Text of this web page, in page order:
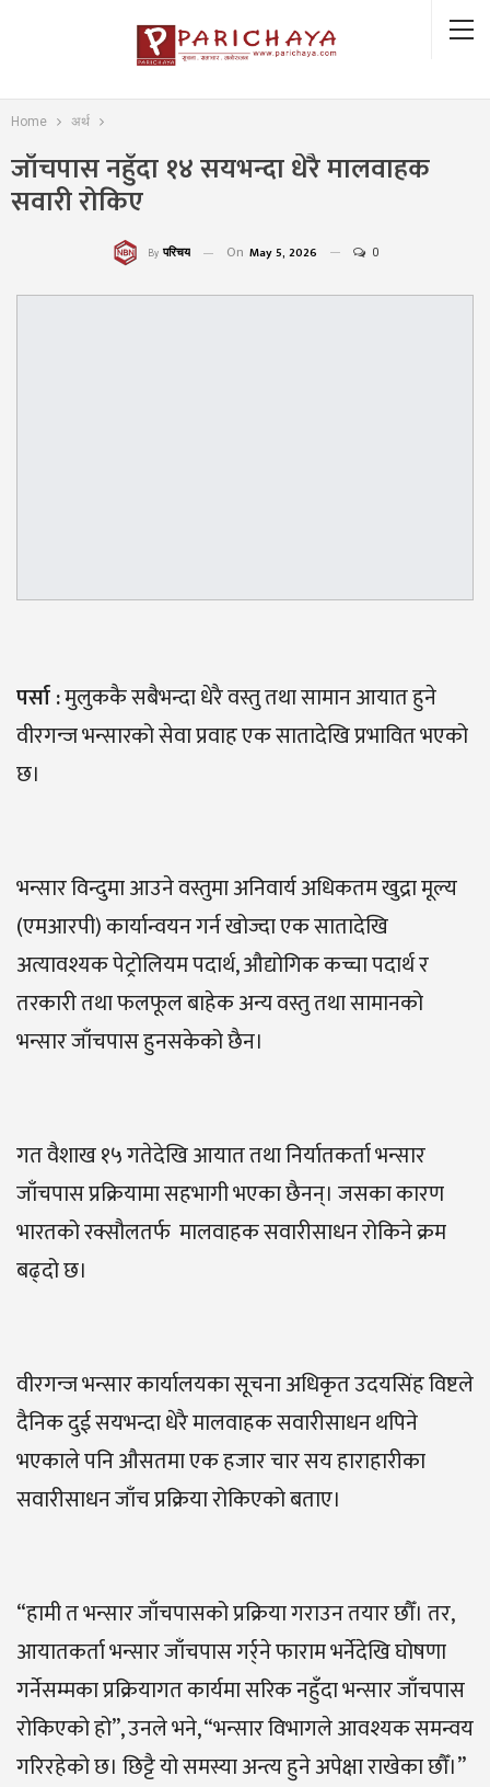
Home अर्थ
जाँचपास नहुँदा १४ सयभन्दा धेरै मालवाहक
सवारी रोकिए
By परिचय On May 5, 2026 0
पर्सा :मुलुककै सबैभन्दा धेरै वस्तु तथा सामान आयात हुने
वीरगन्ज भन्सारको सेवा प्रवाह एक सातादेखि प्रभावित भएको
छ।
भन्सार विन्दुमा आउने वस्तुमा अनिवार्य अधिकतम खुद्रा मूल्य
(एमआरपी) कार्यान्वयन गर्न खोज्दा एक सातादेखि
अत्यावश्यक पेट्रोलियम पदार्थ, औद्योगिक कच्चा पदार्थ र
तरकारी तथा फलफूल बाहेक अन्य वस्तु तथा सामानको
भन्सार जाँचपास हुनसकेको छैन।
गत वैशाख १५ गतेदेखि आयात तथा निर्यातकर्ता भन्सार
जाँचपास प्रक्रियामा सहभागी भएका छैनन्। जसका कारण
भारतको रक्सौलतर्फ मालवाहक सवारीसाधन रोकिने क्रम
बढ्दो छ।
वीरगन्ज भन्सार कार्यालयका सूचना अधिकृत उदयसिंह विष्टले
दैनिक दुई सयभन्दा धेरै मालवाहक सवारीसाधन थपिने
भएकाले पनि औसतमा एक हजार चार सय हाराहारीका
सवारीसाधन जाँच प्रक्रिया रोकिएको बताए।
“हामी त भन्सार जाँचपासको प्रक्रिया गराउन तयार छौँ। तर,
आयातकर्ता भन्सार जाँचपास गर्र्ने फाराम भर्नेदेखि घोषणा
गर्नेसम्मका प्रक्रियागत कार्यमा सरिक नहुँदा भन्सार जाँचपास
रोकिएको हो”, उनले भने, “भन्सार विभागले आवश्यक समन्वय
गरिरहेको छ। छिट्टै यो समस्या अन्त्य हुने अपेक्षा राखेका छौँ।”